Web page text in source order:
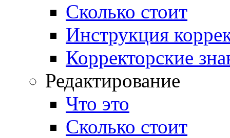
Сколько стоит
Инструкция
Корректорские
Редактирование
Что это
Сколько стоит